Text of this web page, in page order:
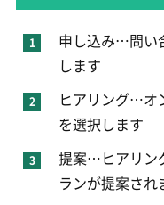
申し込み…問い
します
ヒアリング…オ
を選択します
提案…ヒアリン
ランが提案され